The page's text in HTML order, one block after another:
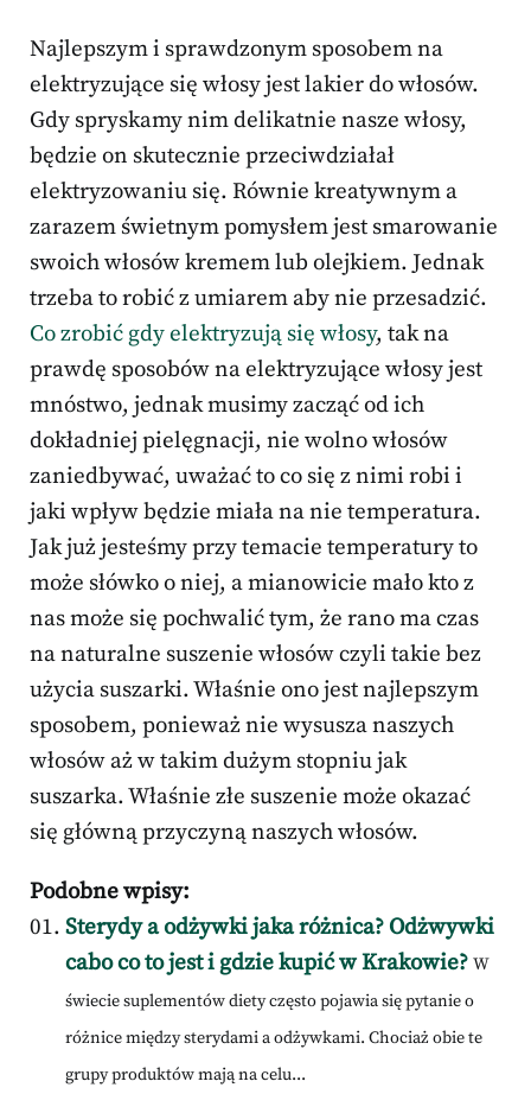
Najlepszym i sprawdzonym sposobem na
elektryzujące się włosy jest lakier do włosów.
Gdy spryskamy nim delikatnie nasze włosy,
będzie on skutecznie przeciwdziałał
elektryzowaniu się. Równie kreatywnym a
zarazem świetnym pomysłem jest smarowanie
swoich włosów kremem lub olejkiem. Jednak
trzeba to robić z umiarem aby nie przesadzić.
Co zrobić gdy elektryzują się włosy, tak na
prawdę sposobów na elektryzujące włosy jest
mnóstwo, jednak musimy zacząć od ich
dokładniej pielęgnacji, nie wolno włosów
zaniedbywać, uważać to co się z nimi robi i
jaki wpływ będzie miała na nie temperatura.
Jak już jesteśmy przy temacie temperatury to
może słówko o niej, a mianowicie mało kto z
nas może się pochwalić tym, że rano ma czas
na naturalne suszenie włosów czyli takie bez
użycia suszarki. Właśnie ono jest najlepszym
sposobem, ponieważ nie wysusza naszych
włosów aż w takim dużym stopniu jak
suszarka. Właśnie złe suszenie może okazać
się główną przyczyną naszych włosów.
Podobne wpisy:
Sterydy a odżywki jaka różnica? Odżwywki
cabo co to jest i gdzie kupić w Krakowie? W
świecie suplementów diety często pojawia się pytanie o
różnice między sterydami a odżywkami. Chociaż obie te
grupy produktów mają na celu...